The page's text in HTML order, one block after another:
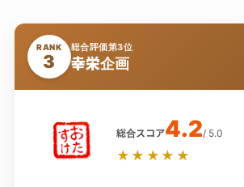
RANK
3
総合評価第3位
幸栄企画
総合スコア4.2/ 5.0
★★★★★